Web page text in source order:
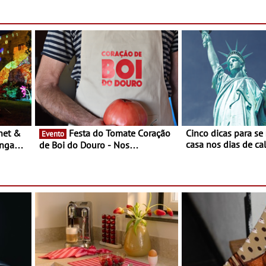
Evento
de Boi do Douro - Nos
Cinco dicas para
casa nos dias de calor -